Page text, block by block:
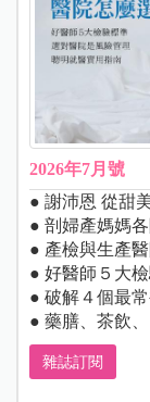
2026年7月號
● 謝沛恩 從甜
● 剖婦產媽媽
● 產檢與生產
● 好醫師５大
● 破解４個最
● 藥膳、茶飲
雜誌訂閱